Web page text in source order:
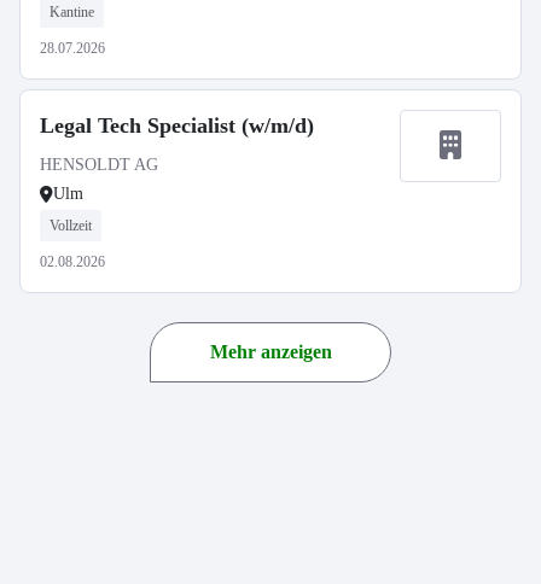
Kantine
28.07.2026
Legal Tech Specialist (w/m/d)
HENSOLDT AG
Ulm
Vollzeit
02.08.2026
Mehr anzeigen